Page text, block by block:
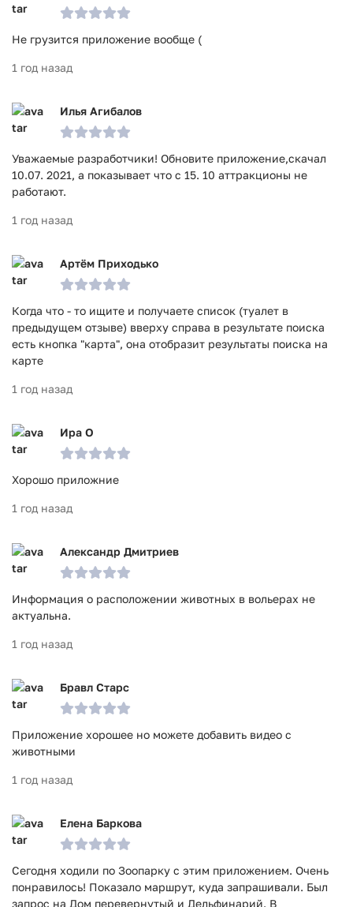
Не грузится приложение вообще (
1 год назад
Илья Агибалов
Уважаемые разработчики! Обновите приложение,скачал
10.07. 2021, а показывает что с 15. 10 аттракционы не
работают.
1 год назад
Артём Приходько
Когда что - то ищите и получаете список (туалет в
предыдущем отзыве) вверху справа в результате поиска
есть кнопка "карта", она отобразит результаты поиска на
карте
1 год назад
Ира О
Хорошо приложние
1 год назад
Александр Дмитриев
Информация о расположении животных в вольерах не
актуальна.
1 год назад
Бравл Старс
Приложение хорошее но можете добавить видео с
животными
1 год назад
Елена Баркова
Сегодня ходили по Зоопарку с этим приложением. Очень
понравилось! Показало маршрут, куда запрашивали. Был
запрос на Дом перевернутый и Дельфинарий. В